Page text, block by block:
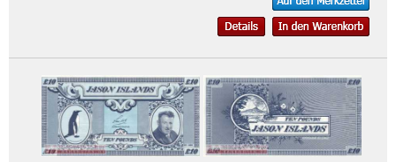
Surinam
Trinidad und Tobago
Uruguay
USA
Widerrufsbelehrung
Liefer- und Versandkosten
AGB